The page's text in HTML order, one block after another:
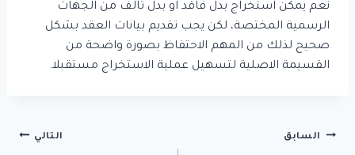
نعم يمكن استخراج بدل فاقد او بدل تالف من الجهات
الرسمية المختصة، لكن يجب تقديم بيانات العقد بشكل
صحيح لذلك من المهم الاحتفاظ بصورة واضحة من
القسيمة الاصلية لتسهيل عملية الاستخراج مستقبلا.
تصفّح
السابق التالي